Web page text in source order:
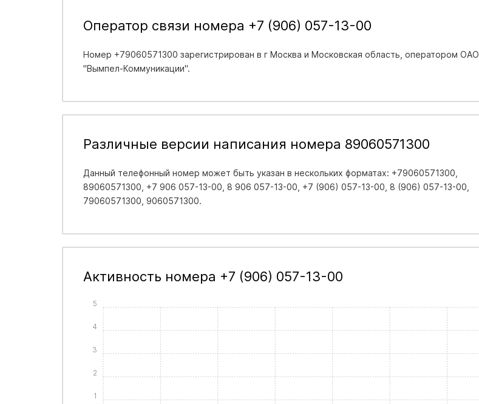
Оператор связи номера +7 (906) 057-13-00
Номер +79060571300 зарегистрирован в г Москва и Московская область , оператором ОАО
"Вымпел-Коммуникации".
Различные версии написания номера 89060571300
Данный телефонный номер может быть указан в нескольких форматах: +79060571300,
89060571300, +7 906 057-13-00, 8 906 057-13-00, +7 (906) 057-13-00, 8 (906) 057-13-00,
79060571300, 9060571300.
Активность номера +7 (906) 057-13-00
1
2
3
4
5